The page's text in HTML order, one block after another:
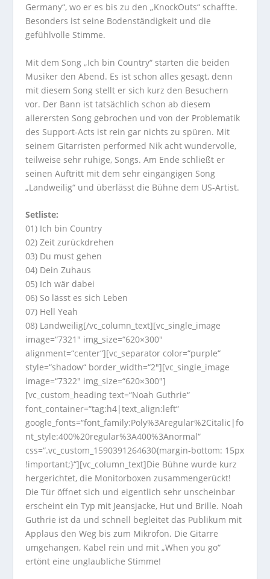
Germany“, wo er es bis zu den „KnockOuts“ schaffte.
Besonders ist seine Bodenständigkeit und die
gefühlvolle Stimme.
Mit dem Song „Ich bin Country“ starten die beiden
Musiker den Abend. Es ist schon alles gesagt, denn
mit diesem Song stellt er sich kurz den Besuchern
vor. Der Bann ist tatsächlich schon ab diesem
allerersten Song gebrochen und von der Problematik
des Support-Acts ist rein gar nichts zu spüren. Mit
seinem Gitarristen performed Nik acht wundervolle,
teilweise sehr ruhige, Songs. Am Ende schließt er
seinen Auftritt mit dem sehr eingängigen Song
„Landweilig“ und überlässt die Bühne dem US-Artist.
Setliste:
01) Ich bin Country
02) Zeit zurückdrehen
03) Du must gehen
04) Dein Zuhaus
05) Ich wär dabei
06) So lässt es sich Leben
07) Hell Yeah
08) Landweilig[/vc_column_text][vc_single_image
image=“7321″ img_size=“620×300″
alignment=“center“][vc_separator color=“purple“
style=“shadow“ border_width=“2″][vc_single_image
image=“7322″ img_size=“620×300″]
[vc_custom_heading text=“Noah Guthrie“
font_container=“tag:h4|text_align:left“
google_fonts=“font_family:Poly%3Aregular%2Citalic|fo
nt_style:400%20regular%3A400%3Anormal“
css=“.vc_custom_1590391264630{margin-bottom: 15px
!important;}“][vc_column_text]Die Bühne wurde kurz
hergerichtet, die Monitorboxen zusammengerückt!
Die Tür öffnet sich und eigentlich sehr unscheinbar
erscheint ein Typ mit Jeansjacke, Hut und Brille. Noah
Guthrie ist da und schnell begleitet das Publikum mit
Applaus den Weg bis zum Mikrofon. Die Gitarre
umgehangen, Kabel rein und mit „When you go“
ertönt eine unglaubliche Stimme!